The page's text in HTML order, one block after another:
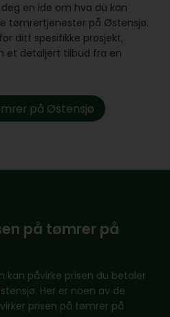
en ide om hva du kan
tømrertjenester på Østensjø.
ditt spesifikke prosjekt,
et detaljert tilbud fra en
på Østensjø
på tømrer på
kan påvirke prisen du betaler
Her er noen av de
prisen på tømrer på